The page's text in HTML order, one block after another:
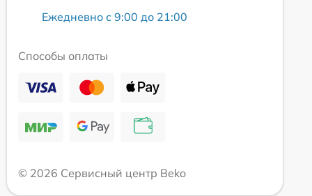
Ежедневно с 9:00 до 21:00
Способы оплаты
© 2026 Сервисный центр Beko